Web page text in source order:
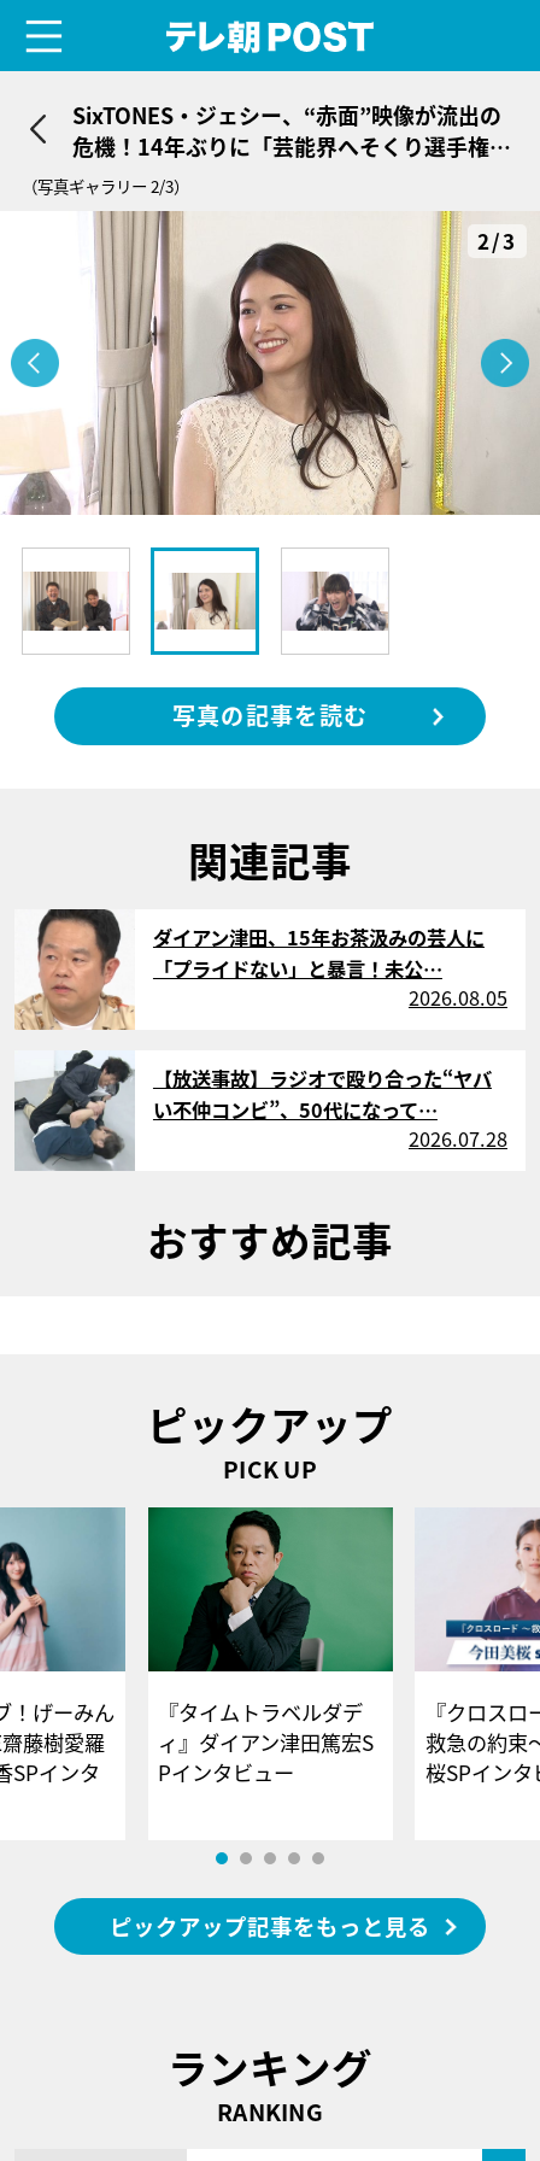
SixTONES・ジェシー、“赤面”映像が流出の
危機！14年ぶりに「芸能界へそくり選手権」
復活
（写真ギャラリー 2/3）
2/3
写真の記事を読む
関連記事
ダイアン津田、15年お茶汲みの芸人に
「プライドない」と暴言！未公…
2026.08.05
【放送事故】ラジオで殴り合った“ヤバ
い不仲コンビ”、50代になって…
2026.07.28
おすすめ記事
ピックアップ
PICK UP
！げーみん
藤樹愛羅
SPインタ
『タイムトラベルダデ
ィ』ダイアン津田篤宏S
Pインタビュー
『クロス
救急の約束
桜SPイ
ピックアップ記事をもっと見る
ランキング
RANKING